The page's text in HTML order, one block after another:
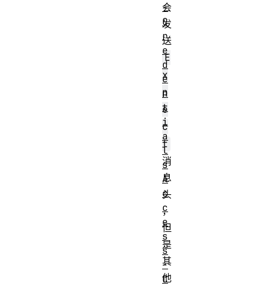
会
发
送
E
x
p
e
c
t
消
息
头
，
但
是
其
他
-
C
r
e
d
e
n
t
i
a
l
s
A
c
c
e
s
s
-
C